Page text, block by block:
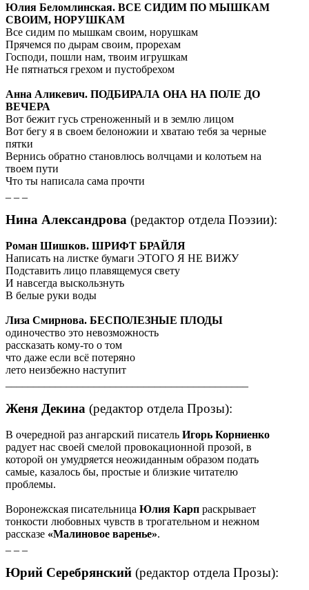
Юлия Беломлинская. ВСЕ СИДИМ ПО МЫШКАМ
СВОИМ, НОРУШКАМ
Все сидим по мышкам своим, норушкам
Прячемся по дырам своим, прорехам
Господи, пошли нам, твоим игрушкам
Не пятнаться грехом и пустобрехом
Анна Аликевич. ПОДБИРАЛА ОНА НА ПОЛЕ ДО
ВЕЧЕРА
Вот бежит гусь стреноженный и в землю лицом
Вот бегу я в своем белоножии и хватаю тебя за черные
пятки
Вернись обратно становлюсь волчцами и колотьем на
твоем пути
Что ты написала сама прочти
Нина Александрова (редактор отдела Поэзии):
Роман Шишков. ШРИФТ БРАЙЛЯ
Написать на листке бумаги ЭТОГО Я НЕ ВИЖУ
Подставить лицо плавящемуся свету
И навсегда выскользнуть
В белые руки воды
Лиза Смирнова. БЕСПОЛЕЗНЫЕ ПЛОДЫ
одиночество это невозможность
рассказать кому-то о том
что даже если всё потеряно
лето неизбежно наступит
Женя Декина (редактор отдела Прозы):
В очередной раз ангарский писатель Игорь Корниенко
радует нас своей смелой провокационной прозой, в
которой он умудряется неожиданным образом подать
самые, казалось бы, простые и близкие читателю
проблемы.
Воронежская писательница Юлия Карп раскрывает
тонкости любовных чувств в трогательном и нежном
рассказе «Малиновое варенье».
Юрий Серебрянский (редактор отдела Прозы):